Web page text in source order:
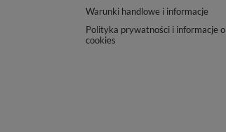
Warunki handlowe i informacje
Polityka prywatności i informacje o
cookies